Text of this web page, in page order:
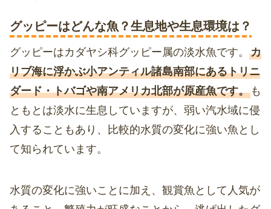
グッピーはどんな魚？生息地や生息環境は？
グッピーはカダヤシ科グッピー属の淡水魚です。 カ
リブ海に浮かぶ小アンティル諸島南部にあるトリニ
ダード・トバゴや南アメリカ北部が原産魚です。 も
ともとは淡水に生息していますが、弱い汽水域に侵
入することもあり、比較的水質の変化に強い魚とし
て知られています。
水質の変化に強いことに加え、観賞魚として人気が